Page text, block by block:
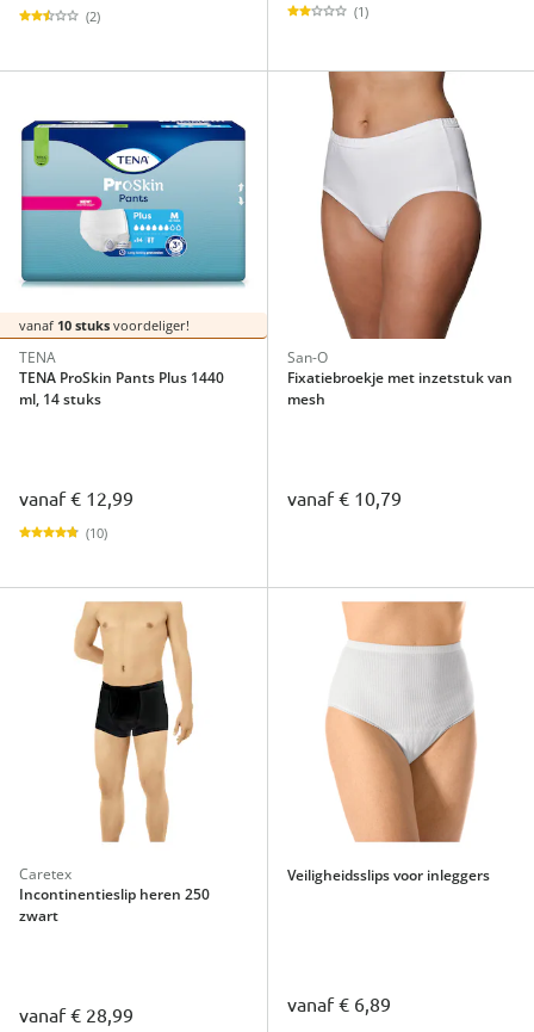
(2) (1)
vanaf 10 stuks voordeliger!
TENA
TENA ProSkin Pants Plus 1440
ml, 14 stuks
vanaf€ 12,99
(10)
San-O
Fixatiebroekje met inzetstuk van
mesh
vanaf€ 10,79
Caretex
Incontinentieslip heren 250
zwart
vanaf€ 28,99
Veiligheidsslips voor inleggers
vanaf€ 6,89